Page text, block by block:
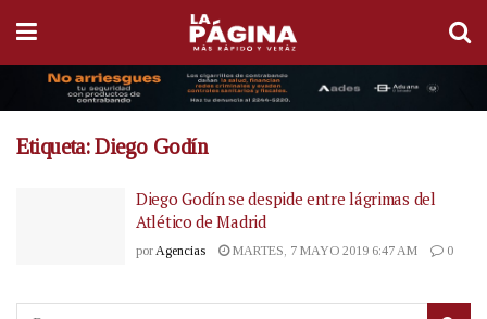
Etiqueta:Diego Godín
Diego Godín se despide entre lágrimas del
Atlético de Madrid
por Agencias MARTES, 7 MAYO 2019 6:47 AM 0